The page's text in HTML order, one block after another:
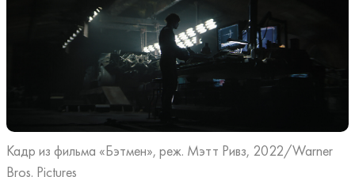
Кадр из фильма «Бэтмен», реж. Мэтт Ривз, 2022/Warner
Bros. Pictures